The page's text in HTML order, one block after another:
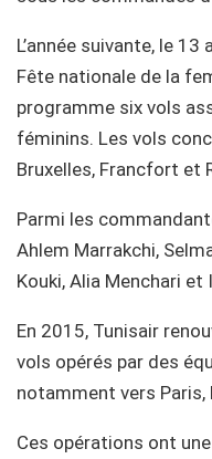
L’année suivante, le
Fête nationale de la
programme six vols
féminins. Les vols
Bruxelles, Francfort et
Parmi les
Ahlem Marrakchi,
Kouki, Alia Menchari et
En 2015, Tunisair
vols opérés par des
notamment vers
Ces opérations ont